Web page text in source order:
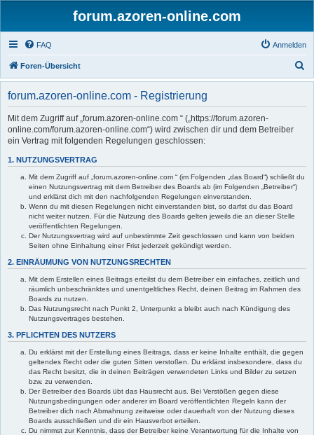
forum.azoren-online.com
FAQ Anmelden
Foren-Übersicht
u
forum.azoren-online.com - Registrierung
Mit dem Zugriff auf „forum.azoren-online.com “ („https://forum.azoren-
online.com/forum.azoren-online.com“) wird zwischen dir und dem Betreiber
ein Vertrag mit folgenden Regelungen geschlossen:
1. NUTZUNGSVERTRAG
Mit dem Zugriff auf „forum.azoren-online.com “ (im Folgenden „das Board“) schließt du
einen Nutzungsvertrag mit dem Betreiber des Boards ab (im Folgenden „Betreiber“)
und erklärst dich mit den nachfolgenden Regelungen einverstanden.
Wenn du mit diesen Regelungen nicht einverstanden bist, so darfst du das Board
nicht weiter nutzen. Für die Nutzung des Boards gelten jeweils die an dieser Stelle
veröffentlichten Regelungen.
Der Nutzungsvertrag wird auf unbestimmte Zeit geschlossen und kann von beiden
Seiten ohne Einhaltung einer Frist jederzeit gekündigt werden.
2. EINRÄUMUNG VON NUTZUNGSRECHTEN
Mit dem Erstellen eines Beitrags erteilst du dem Betreiber ein einfaches, zeitlich und
räumlich unbeschränktes und unentgeltliches Recht, deinen Beitrag im Rahmen des
Boards zu nutzen.
Das Nutzungsrecht nach Punkt 2, Unterpunkt a bleibt auch nach Kündigung des
Nutzungsvertrages bestehen.
3. PFLICHTEN DES NUTZERS
Du erklärst mit der Erstellung eines Beitrags, dass er keine Inhalte enthält, die gegen
geltendes Recht oder die guten Sitten verstoßen. Du erklärst insbesondere, dass du
das Recht besitzt, die in deinen Beiträgen verwendeten Links und Bilder zu setzen
bzw. zu verwenden.
Der Betreiber des Boards übt das Hausrecht aus. Bei Verstößen gegen diese
Nutzungsbedingungen oder anderer im Board veröffentlichten Regeln kann der
Betreiber dich nach Abmahnung zeitweise oder dauerhaft von der Nutzung dieses
Boards ausschließen und dir ein Hausverbot erteilen.
Du nimmst zur Kenntnis, dass der Betreiber keine Verantwortung für die Inhalte von